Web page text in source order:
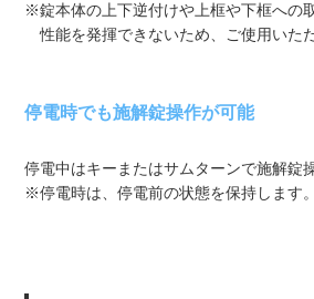
※錠本体の上下逆付けや上框や下框への
性能を発揮できないため、ご使用いた
停電時でも施解錠操作が可能
停電中はキーまたはサムターンで施解錠
※停電時は、停電前の状態を保持します。